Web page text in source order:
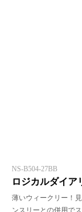
NS-B504-27BB
ロジカルダイア
薄いウィークリー！
ンスリーとの併用で